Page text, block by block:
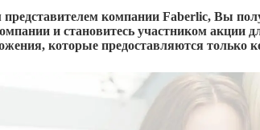
компании Faberlic, Вы
и становитесь участником акции
которые предоставляются только